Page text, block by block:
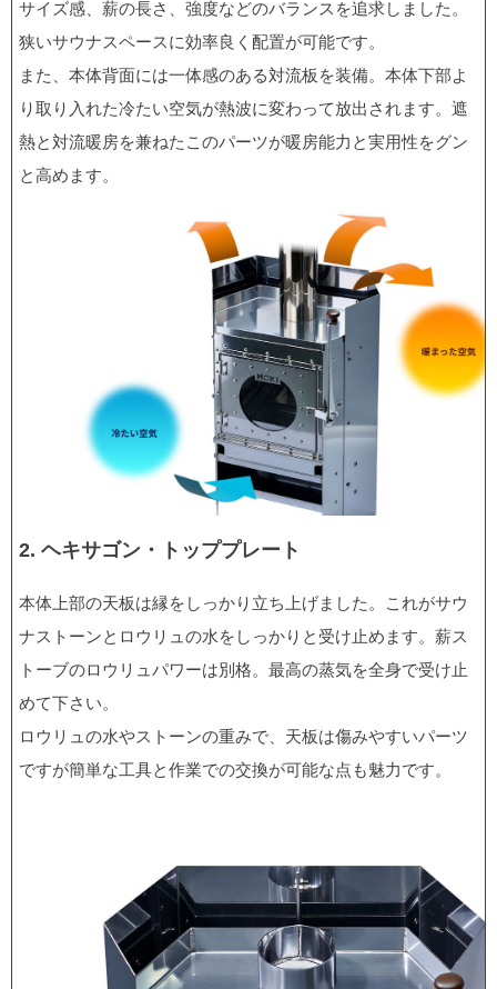
サイズ感、薪の⻑さ、強度などのバランスを追求しました。
狭いサウナスペースに効率良く配置が可能です。
また、本体背⾯には⼀体感のある対流板を装備。本体下部よ
り取り⼊れた冷たい空気が熱波に変わって放出されます。遮
熱と対流暖房を兼ねたこのパーツが暖房能⼒と実⽤性をグン
と高めます。
2. ヘキサゴン・トッププレート
本体上部の天板は縁をしっかり⽴ち上げました。これがサウ
ナストーンとロウリュの水をしっかりと受け止めます。薪ス
トーブのロウリュパワーは別格。最高の蒸気を全身で受け止
めて下さい。
ロウリュの水やストーンの重みで、天板は傷みやすいパーツ
ですが簡単な工具と作業での交換が可能な点も魅⼒です。